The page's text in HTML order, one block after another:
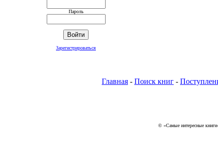
Пароль
Зарегистрироваться
Главная - Поиск книг -
© «Самые интересные